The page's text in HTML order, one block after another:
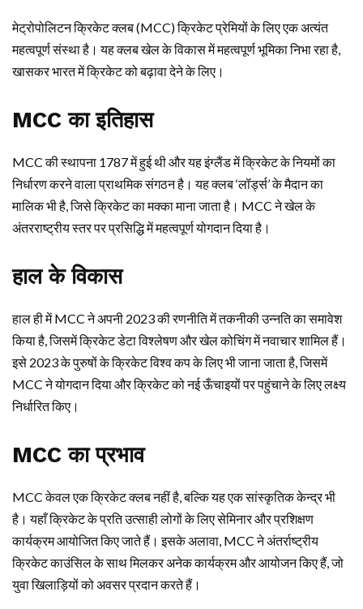
मेट्रोपोलिटन क्रिकेट क्लब (MCC) क्रिकेट प्रेमियों के लिए एक अत्यंत
महत्वपूर्ण संस्था है। यह क्लब खेल के विकास में महत्वपूर्ण भूमिका निभा रहा है,
खासकर भारत में क्रिकेट को बढ़ावा देने के लिए।
MCC का इतिहास
MCC की स्थापना 1787 में हुई थी और यह इंग्लैंड में क्रिकेट के नियमों का
निर्धारण करने वाला प्राथमिक संगठन है। यह क्लब ‘लॉर्ड्स’ के मैदान का
मालिक भी है, जिसे क्रिकेट का मक्का माना जाता है। MCC ने खेल के
अंतरराष्ट्रीय स्तर पर प्रसिद्धि में महत्वपूर्ण योगदान दिया है।
हाल के विकास
हाल ही में MCC ने अपनी 2023 की रणनीति में तकनीकी उन्नति का समावेश
किया है, जिसमें क्रिकेट डेटा विश्लेषण और खेल कोचिंग में नवाचार शामिल हैं।
इसे 2023 के पुरुषों के क्रिकेट विश्व कप के लिए भी जाना जाता है, जिसमें
MCC ने योगदान दिया और क्रिकेट को नई ऊँचाइयों पर पहुंचाने के लिए लक्ष्य
निर्धारित किए।
MCC का प्रभाव
MCC केवल एक क्रिकेट क्लब नहीं है, बल्कि यह एक सांस्कृतिक केन्द्र भी
है। यहाँ क्रिकेट के प्रति उत्साही लोगों के लिए सेमिनार और प्रशिक्षण
कार्यक्रम आयोजित किए जाते हैं। इसके अलावा, MCC ने अंतर्राष्ट्रीय
क्रिकेट काउंसिल के साथ मिलकर अनेक कार्यक्रम और आयोजन किए हैं, जो
युवा खिलाड़ियों को अवसर प्रदान करते हैं।